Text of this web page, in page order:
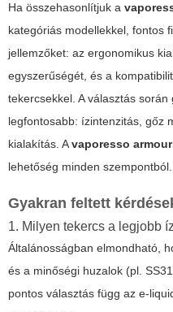
Ha összehasonlítjuk a
kategóriás modellekkel, fontos
jellemzőket: az ergonomikus
egyszerűségét, és a
tekercsekkel. A választás
legfontosabb: ízintenzitás, gőz
kialakítás. Avaporesso
lehetőség minden szempontból.
Gyakran feltett
1. Milyen tekercs a legjobb
Általánosságban elmondható,
és a minőségi huzalok (pl.
pontos választás függ az e-